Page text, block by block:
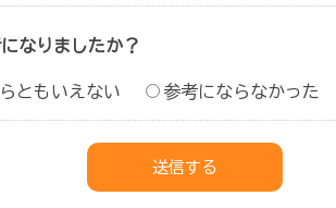
なりましたか？
ともいえない 参考にならなかった